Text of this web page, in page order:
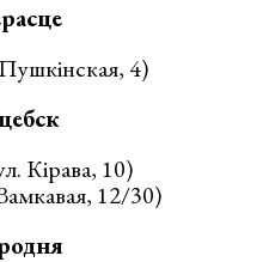
4)
Кірава, 10)
12/30)